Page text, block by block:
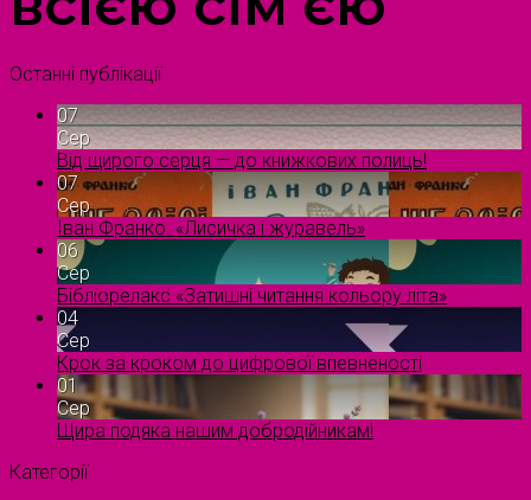
Останні публікації
07
Сер
Від щирого серця — до книжкових полиць!
07
Сер
Іван Франко. «Лисичка і журавель»
06
Сер
Бібліорелакс «Затишні читання кольору літа»
04
Сер
Крок за кроком до цифрової впевненості
01
Сер
Щира подяка нашим добродійникам!
Категорії